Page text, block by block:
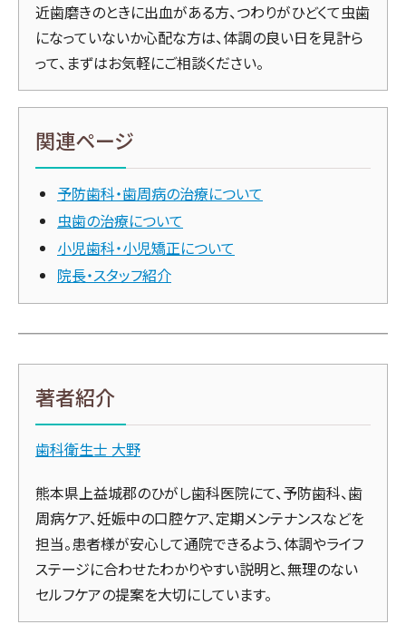
近歯磨きのときに出血がある方、つわりがひどくて虫歯
になっていないか心配な方は、体調の良い日を見計ら
って、まずはお気軽にご相談ください。
関連ページ
予防歯科・歯周病の治療について
虫歯の治療について
小児歯科・小児矯正について
院長・スタッフ紹介
著者紹介
歯科衛生士 大野
熊本県上益城郡のひがし歯科医院にて、予防歯科、歯
周病ケア、妊娠中の口腔ケア、定期メンテナンスなどを
担当。患者様が安心して通院できるよう、体調やライフ
ステージに合わせたわかりやすい説明と、無理のない
セルフケアの提案を大切にしています。